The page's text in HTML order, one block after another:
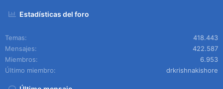
Estadísticas del foro
Temas
418.443
Mensajes
422.587
Miembros
6.953
Último miembro
drkrishnakishore